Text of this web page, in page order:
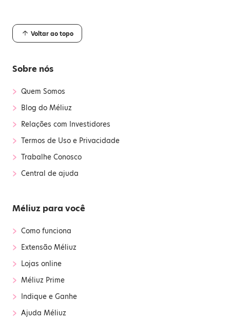
Voltar ao topo
Sobre nós
› Quem Somos
› Blog do Méliuz
› Relações com Investidores
› Termos de Uso e Privacidade
› Trabalhe Conosco
› Central de ajuda
Méliuz para você
› Como funciona
› Extensão Méliuz
› Lojas online
› Méliuz Prime
› Indique e Ganhe
› Ajuda Méliuz